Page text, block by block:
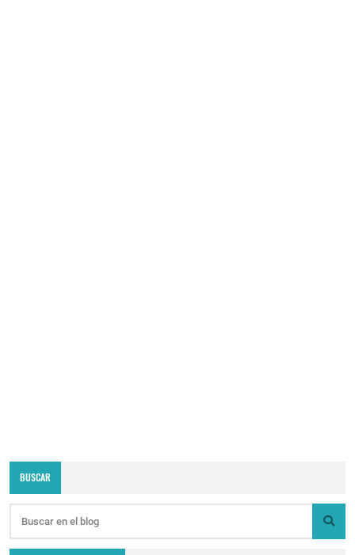
BUSCAR